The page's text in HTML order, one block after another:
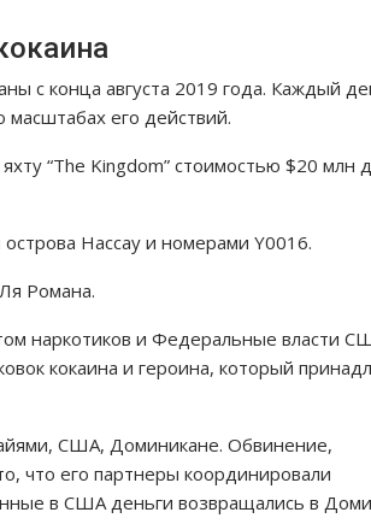
с конца августа 2019 года. Каждый
его действий.
“The Kingdom” стоимостью $20 млн
Нассау и номерами Y0016.
Романа.
наркотиков и Федеральные власти
кокаина и героина, который
США, Доминикане. Обвинение,
что его партнеры координировали
в США деньги возвращались в